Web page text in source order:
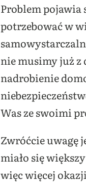
Problem pojawia
potrzebować w
nie musimy już z
nadrobienie
Was ze swoimi
Zwróćcie uwagę
miało się
więc więcej